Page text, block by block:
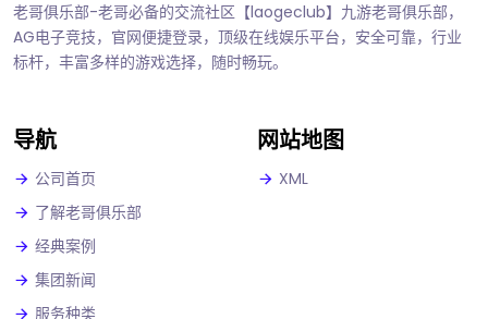
老哥俱乐部-老哥必备的交流社区【laogeclub】九游老哥俱乐部，
AG电子竞技，官网便捷登录，顶级在线娱乐平台，安全可靠，行业
标杆，丰富多样的游戏选择，随时畅玩。
导航
公司首页
了解老哥俱乐部
经典案例
集团新闻
服务种类
网站地图
XML